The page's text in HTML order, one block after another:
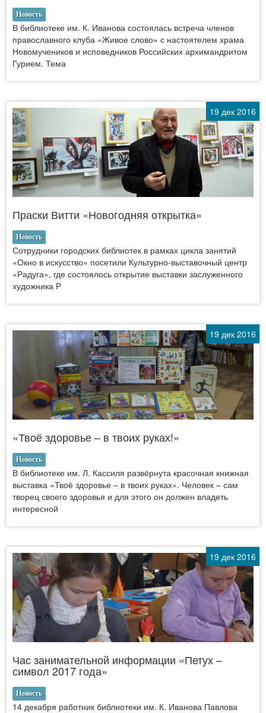
Новость
В библиотеке им. К. Иванова состоялась встреча членов
православного клуба «Живое слово» с настоятелем храма
Новомучеников и исповедников Российских архимандритом
Гурием. Тема
19 дек 2016
Праски Витти «Новогодняя открытка»
Новость
Сотрудники городских библиотек в рамках цикла занятий
«Окно в искусство» посетили Культурно-выставочный центр
«Радуга», где состоялось открытие выставки заслуженного
художника Р
19 дек 2016
«Твоё здоровье – в твоих руках!»
Новость
В библиотеке им. Л. Кассиля развёрнута красочная книжная
выставка «Твоё здоровье – в твоих руках». Человек – сам
творец своего здоровья и для этого он должен владеть
интересной
19 дек 2016
Час занимательной информации «Петух –
символ 2017 года»
Новость
14 декабря работник библиотеки им. К. Иванова Павлова